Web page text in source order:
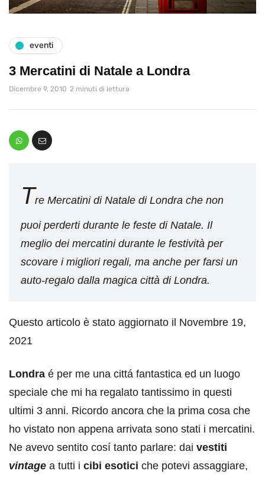
eventi
3 Mercatini di Natale a Londra
Dicembre 9, 2010 2 minuti di lettura
Tre Mercatini di Natale di Londra che non
puoi perderti durante le feste di Natale. Il
meglio dei mercatini durante le festività per
scovare i migliori regali, ma anche per farsi un
auto-regalo dalla magica città di Londra.
Questo articolo è stato aggiornato il Novembre 19,
2021
Londra é per me una cittá fantastica ed un luogo
speciale che mi ha regalato tantissimo in questi
ultimi 3 anni. Ricordo ancora che la prima cosa che
ho vistato non appena arrivata sono stati i mercatini.
Ne avevo sentito cosí tanto parlare: dai vestiti
vintage a tutti i cibi esotici che potevi assaggiare,